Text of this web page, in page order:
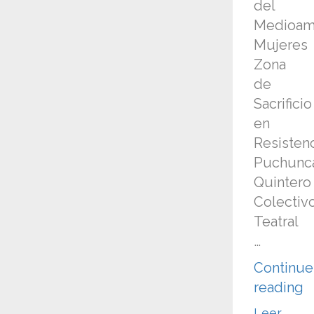
del
Mujeres
Zona
de
Sacrificio
en
Quintero
Teatral
…
Continue
reading